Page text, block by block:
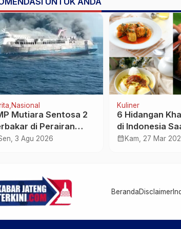
Disetop Kejagung
Nasional
Mutiara Sentosa 2
di Perairan
Penumpang
3 Agu 2026
Kuliner
6 Hidangan
di Indonesia
Lebaran
calendar_month Kam, 27 Mar
BerandaDisclaimer